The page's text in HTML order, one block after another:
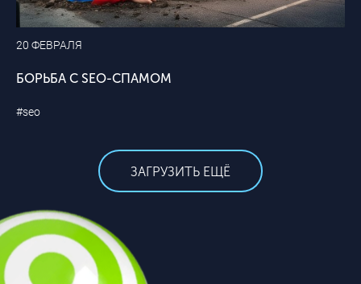
20 ФЕВРАЛЯ
БОРЬБА С SEO-СПАМОМ
#seo
ЗАГРУЗИТЬ ЕЩЁ